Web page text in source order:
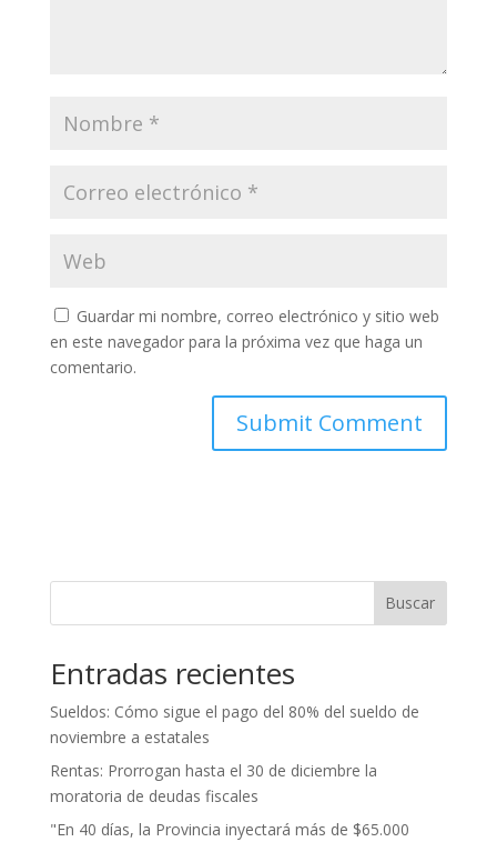
Guardar mi nombre, correo electrónico y sitio web
en este navegador para la próxima vez que haga un
comentario.
Buscar
Entradas recientes
Sueldos: Cómo sigue el pago del 80% del sueldo de
noviembre a estatales
Rentas: Prorrogan hasta el 30 de diciembre la
moratoria de deudas fiscales
"En 40 días, la Provincia inyectará más de $65.000